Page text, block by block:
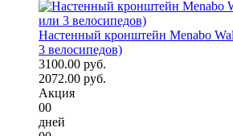
Настенный кронштейн Menabo
3 велосипедов)
3100.00 руб.
2072.00 руб.
Акция
00
дней